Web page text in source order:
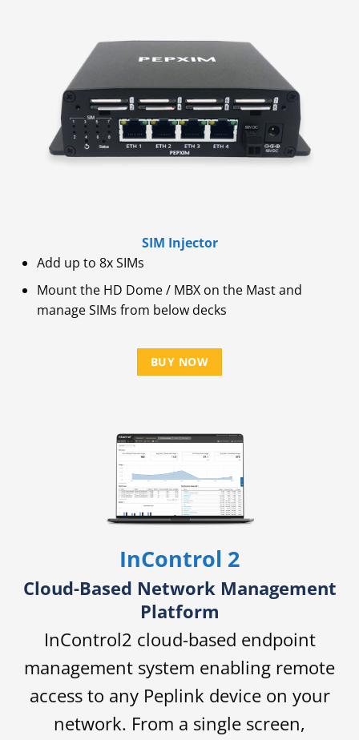
SIM Injector
Add up to 8x SIMs
Mount the HD Dome / MBX on the Mast and
manage SIMs from below decks
BUY NOW
InControl 2
Cloud-Based Network Management
Platform
InControl2 cloud-based endpoint
management system enabling remote
access to any Peplink device on your
network. From a single screen,